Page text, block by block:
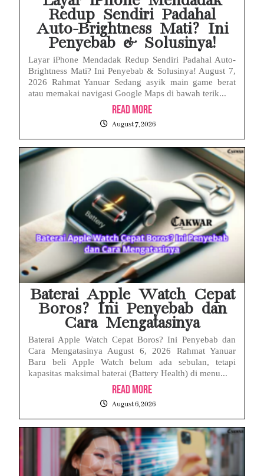
Redup Sendiri Padahal
Auto-Brightness Mati? Ini
Penyebab & Solusinya!
Layar iPhone Mendadak Redup Sendiri Padahal Auto-
Brightness Mati? Ini Penyebab & Solusinya! August 7,
2026 Rahmat Yanuar Sedang asyik main game berat
atau memakai navigasi Google Maps di bawah terik...
Read More
August 7, 2026
Baterai Apple Watch Cepat
Boros? Ini Penyebab dan
Cara Mengatasinya
Baterai Apple Watch Cepat Boros? Ini Penyebab dan
Cara Mengatasinya August 6, 2026 Rahmat Yanuar
Baru beli Apple Watch belum ada sebulan, tetapi
kapasitas maksimal baterai (Battery Health) di menu...
Read More
August 6, 2026